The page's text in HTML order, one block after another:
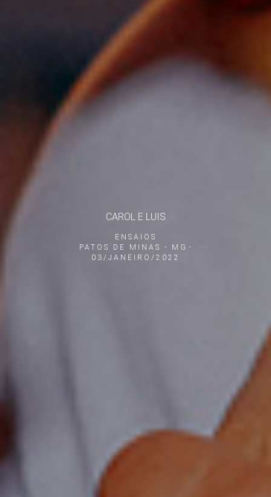
ENSAIOS
PATOS DE MINAS - MG
03/JANEIRO/2022
CAROL E LUIS